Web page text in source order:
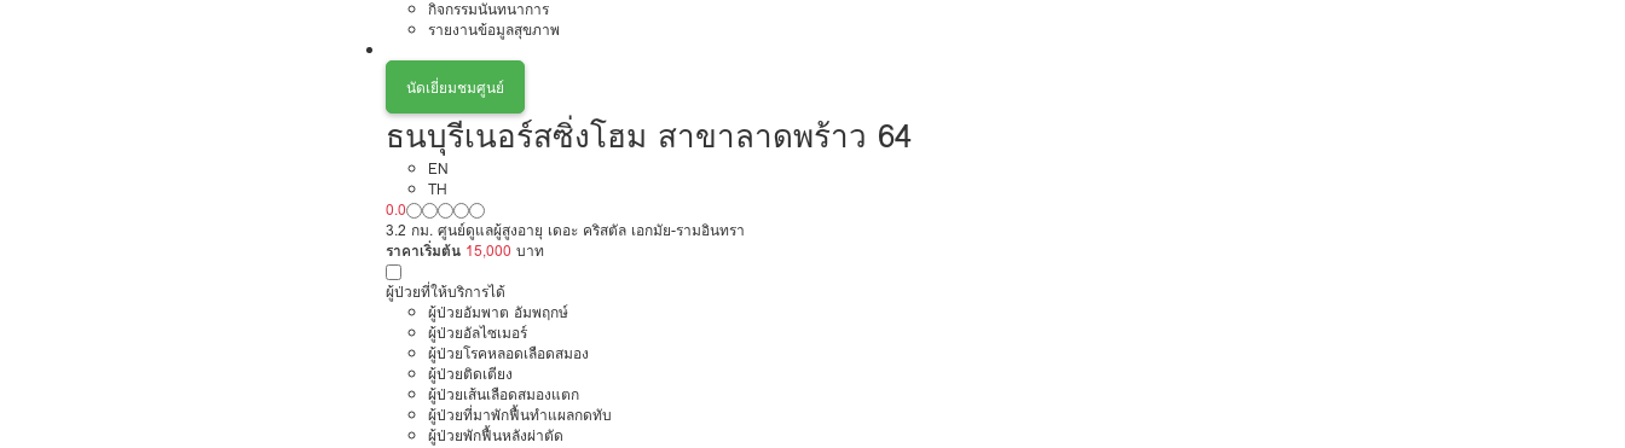
กิจกรรมนันทนาการ
รายงานข้อมูลสุขภาพ
นัดเยี่ยมชมศูนย์
ธนบุรีเนอร์สซิ่งโฮม สาขาลาดพร้าว 64
EN
TH
0.0
3.2 กม. ศูนย์ดูแลผู้สูงอายุ เดอะ คริสตัล เอกมัย-รามอินทรา
ราคาเริ่มต้น 15,000 บาท
ผู้ป่วยที่ให้บริการได้
ผู้ป่วยอัมพาต อัมพฤกษ์
ผู้ป่วยอัลไซเมอร์
ผู้ป่วยโรคหลอดเลือดสมอง
ผู้ป่วยติดเตียง
ผู้ป่วยเส้นเลือดสมองแตก
ผู้ป่วยที่มาพักฟื้นทำแผลกดทับ
ผู้ป่วยพักฟื้นหลังผ่าตัด